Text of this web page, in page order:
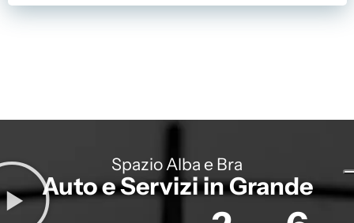
Spazio Alba e Bra
Auto e Servizi in Grande